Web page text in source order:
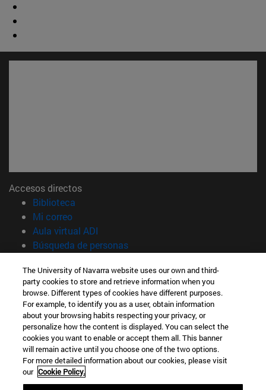
Accesos directos
Biblioteca
Mi correo(abre en nueva ventana)
Aula virtual ADI
Búsqueda de personas(abre en nueva ventana)
Información
TFNO +34 948 42 56 00
¿QUÉ GRADO TE INTERESA?
¿QUÉ MÁSTER TE INTERESA?
© Universidad de Navarra
Información legal
Accesibilidad
The University of Navarra website uses our own and third-
party cookies to store and retrieve information when you
browse. Different types of cookies have different purposes.
For example, to identify you as a user, obtain information
about your browsing habits respecting your privacy, or
personalize how the content is displayed. You can select the
cookies you want to enable or accept them all. This banner
will remain active until you choose one of the two options.
For more detailed information about our cookies, please visit
our Cookie Policy.